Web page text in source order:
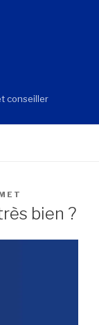
conseiller
bien ?